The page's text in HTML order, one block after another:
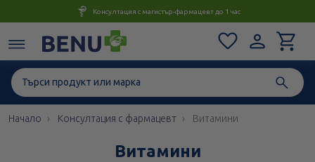
Консултация с магистър-фармацевт до 1 час
Начало Консултация с фармацевт Витамини
Витамини